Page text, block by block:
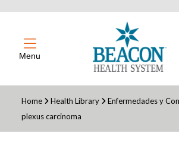
Menu
Home Health Library Enfermedades y
plexus carcinoma